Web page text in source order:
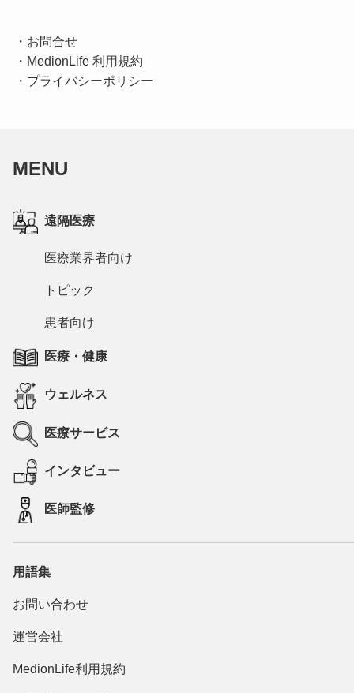
・ お問合せ
・ MedionLife 利用規約
・ プライバシーポリシー
MENU
遠隔医療
医療業界者向け
トピック
患者向け
医療・健康
ウェルネス
医療サービス
インタビュー
医師監修
用語集
お問い合わせ
運営会社
MedionLife利用規約